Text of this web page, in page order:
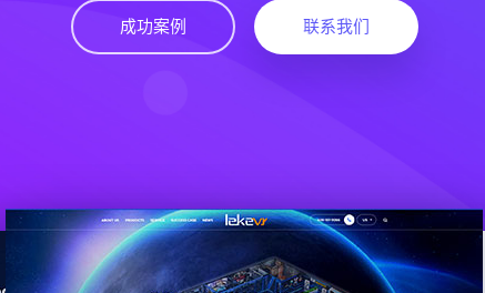
成功案例 联系我们